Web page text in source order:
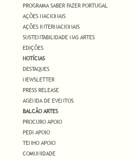
PROGRAMA SABER FAZER PORTUGAL
AÇÕES NACIONAIS
AÇÕES INTERNACIONAIS
SUSTENTABILIDADE NAS ARTES
EDIÇÕES
NOTÍCIAS
DESTAQUES
NEWSLETTER
PRESS RELEASE
AGENDA DE EVENTOS
BALCÃO ARTES
PROCURO APOIO
PEDI APOIO
TENHO APOIO
COMUNIDADE